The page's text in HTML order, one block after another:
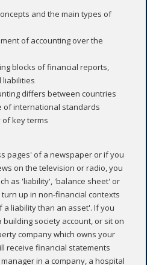
and the main types of
of accounting over the
blocks of financial reports,
liabilities
differs between countries
of international standards
of key terms
pages' of a newspaper or if you
on the television or radio, you
as 'liability', 'balance sheet' or
up in non-financial contexts
a liability than an asset'. If you
society account, or sit on
company which owns your
receive financial statements
in a company, a hospital